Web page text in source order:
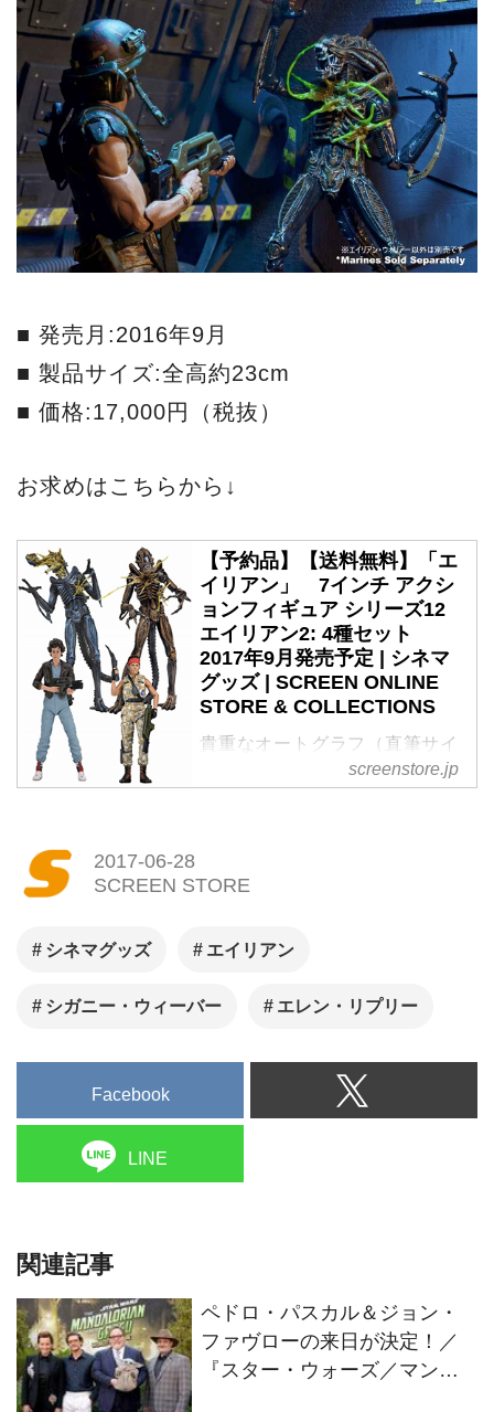
■ 発売月:2016年9月
■ 製品サイズ:全高約23cm
■ 価格:17,000円（税抜）
お求めはこちらから↓
【予約品】【送料無料】「エ
イリアン」 7インチ アクシ
ョンフィギュア シリーズ12
エイリアン2: 4種セット
2017年9月発売予定 | シネマ
グッズ | SCREEN ONLINE
STORE & COLLECTIONS
貴重なオートグラフ（直筆サイ
ン）やオリジナルグッズなど、
screenstore.jp
2017-06-28
SCREEN STORE
シネマグッズ エイリアン
シガニー・ウィーバー エレン・リプリー
Facebook
LINE
関連記事
ペドロ・パスカル＆ジョン・
ファヴローの来日が決定！／
『スター・ウォーズ／マンダ